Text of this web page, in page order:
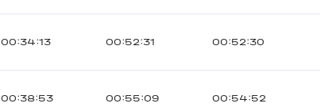
00:34:13 00:52:31 00:52:30
00:38:53 00:55:09 00:54:52